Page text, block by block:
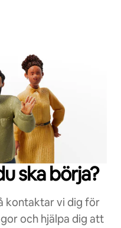
ska börja?
kontaktar vi dig för
och hjälpa dig att